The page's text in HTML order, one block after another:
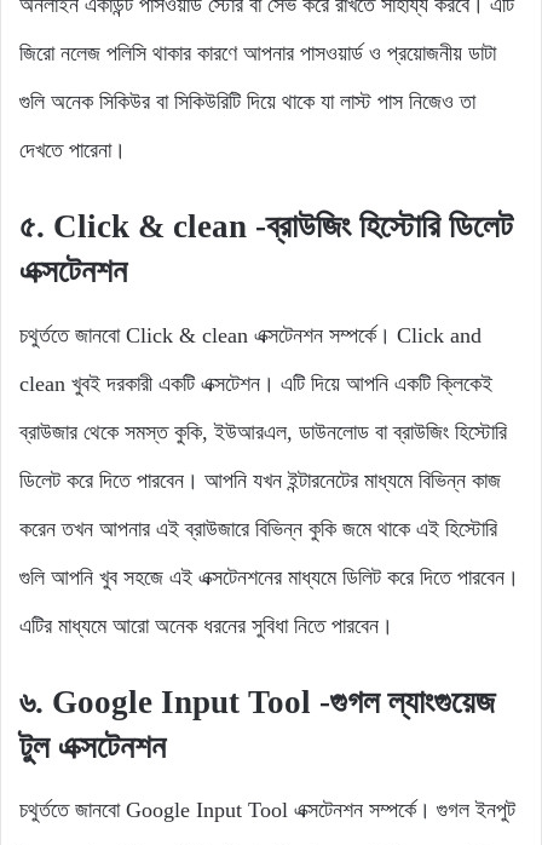
অনলাইন একাউন্ট পাসওয়ার্ড স্টোর বা সেভ করে রাখতে সাহায্য করবে। এটি
জিরো নলেজ পলিসি থাকার কারণে আপনার পাসওয়ার্ড ও প্রয়োজনীয় ডাটা
গুলি অনেক সিকিউর বা সিকিউরিটি দিয়ে থাকে যা লাস্ট পাস নিজেও তা
দেখতে পারেনা।
৫. Click & clean -ব্রাউজিং হিস্টোরি ডিলেট
এক্সটেনশন
চথুর্ততে জানবো Click & clean এক্সটেনশন সম্পর্কে। Click and
clean খুবই দরকারী একটি এক্সটেশন। এটি দিয়ে আপনি একটি ক্লিকেই
ব্রাউজার থেকে সমস্ত কুকি, ইউআরএল, ডাউনলোড বা ব্রাউজিং হিস্টোরি
ডিলেট করে দিতে পারবেন। আপনি যখন ইন্টারনেটের মাধ্যমে বিভিন্ন কাজ
করেন তখন আপনার এই ব্রাউজারে বিভিন্ন কুকি জমে থাকে এই হিস্টোরি
গুলি আপনি খুব সহজে এই এক্সটেনশনের মাধ্যমে ডিলিট করে দিতে পারবেন।
এটির মাধ্যমে আরো অনেক ধরনের সুবিধা নিতে পারবেন।
৬. Google Input Tool -গুগল ল্যাংগুয়েজ
টুল এক্সটেনশন
চথুর্ততে জানবো Google Input Tool এক্সটেনশন সম্পর্কে। গুগল ইনপুট